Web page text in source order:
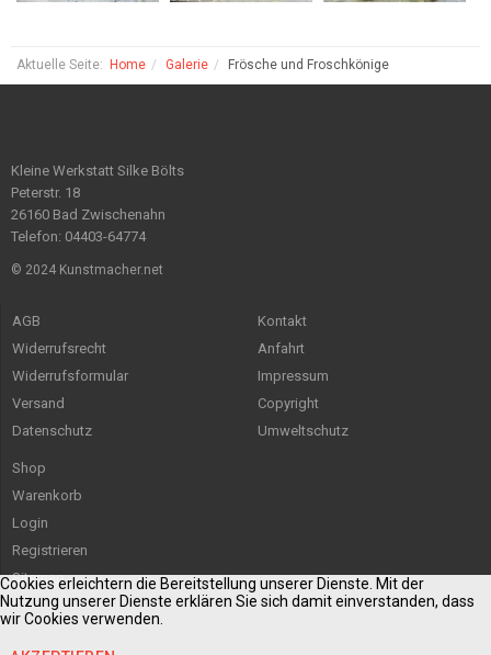
Aktuelle Seite: Home Galerie Frösche und Froschkönige
Kleine Werkstatt Silke Bölts
Peterstr. 18
26160 Bad Zwischenahn
Telefon: 04403-64774
© 2024 Kunstmacher.net
AGB
Widerrufsrecht
Widerrufsformular
Versand
Datenschutz
Kontakt
Anfahrt
Impressum
Copyright
Umweltschutz
Shop
Warenkorb
Login
Registrieren
Sitemap
Cookies erleichtern die Bereitstellung unserer Dienste. Mit der
Nutzung unserer Dienste erklären Sie sich damit einverstanden, dass
wir Cookies verwenden.